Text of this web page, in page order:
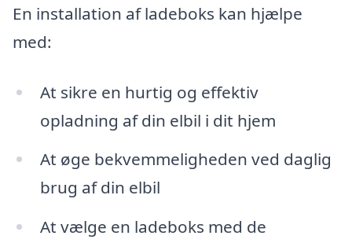
En installation af ladeboks kan hjælpe
med:
At sikre en hurtig og effektiv
opladning af din elbil i dit hjem
At øge bekvemmeligheden ved daglig
brug af din elbil
At vælge en ladeboks med de